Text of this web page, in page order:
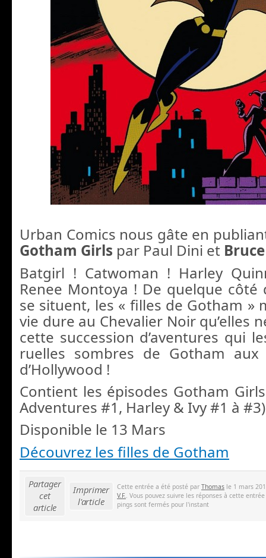
Urban Comics nous gâte en
Gotham Girls par Paul Dini et
Batgirl ! Catwoman ! Harley
Renee Montoya ! De quelque
se situent, les « filles de Gotham »
vie dure au Chevalier Noir qu’elles
cette succession d’aventures qui
ruelles sombres de Gotham
d’Hollywood !
Contient les épisodes Gotham
Adventures #1, Harley & Ivy #1 à #3)
Disponible le 13 Mars
Découvrez les filles de Gotham
Partager
cet
article
Imprimer
l'article
Cette entrée a été posté par Thomas le 1 mars
V.F. . Vous pouvez suivre les réponses à cette
pings sont fermés pour l'instant